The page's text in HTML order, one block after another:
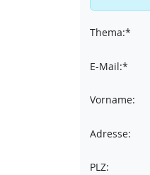
Thema:*
E-Mail:*
Vorname:
Adresse:
PLZ: